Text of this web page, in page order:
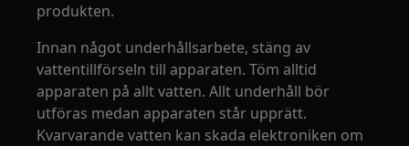
produkten.
Innan något underhållsarbete, stäng av
vattentillförseln till apparaten. Töm alltid
apparaten på allt vatten. Allt underhåll bör
utföras medan apparaten står upprätt.
Kvarvarande vatten kan skada elektroniken om